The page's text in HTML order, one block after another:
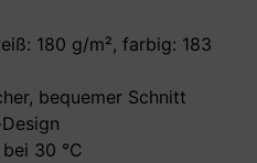
180 g/m², farbig: 183
bequemer Schnitt
30 °C